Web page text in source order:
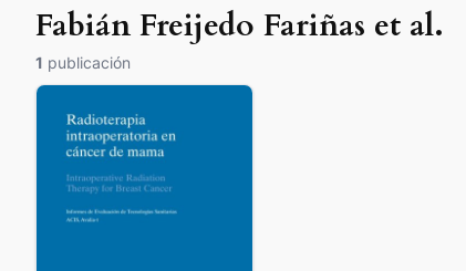
Fabián Freijedo Fariñas et al.
1 publicación